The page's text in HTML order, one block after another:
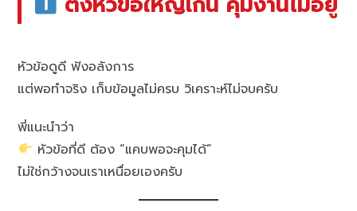
หัวข้อดูดี ฟังอลังการ
แต่พอทำจริง เก็บข้อมูลไม่ครบ วิเคราะห์ไม่จบครับ
พี่แนะนำว่า
หัวข้อที่ดี ต้อง “แคบพอจะคุมได้”
ไม่ใช่กว้างจนเราเหนื่อยเองครับ